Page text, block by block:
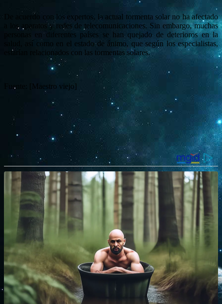
De acuerdo con los expertos, la actual tormenta solar no ha afectado
a los aparatos y redes de telecomunicaciones. Sin embargo, muchas
personas en diferentes países se han quejado de deterioros en la
salud, así como en el estado de ánimo, que según los especialistas,
estarían relacionados con las tormentas solares.
Fuente: [Maestro viejo]